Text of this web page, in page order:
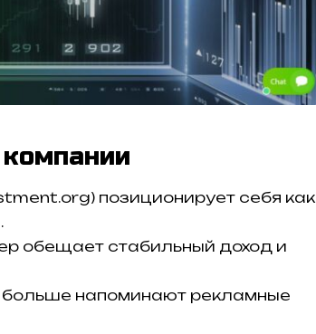
позиционирует себя как
обещает стабильный доход и
напоминают рекламные